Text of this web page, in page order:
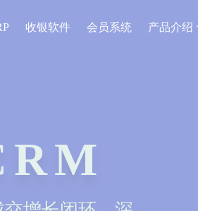
收银软件 会员系统 产品介绍